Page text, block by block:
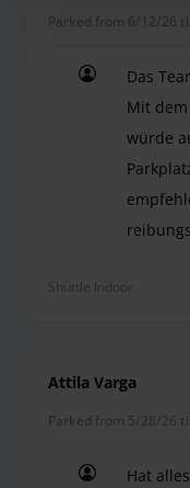
Parked from 6/12/26
Das
Mit
würde
Shuttle Indoor
Attila Varga
Parked from 5/28/26
Hat